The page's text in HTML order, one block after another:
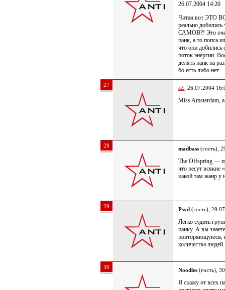
26.07.2004 14:20
Читая вот ЭТО
реально
САМОВ?! Это
панк, а то попса
что они добились
поток энергии.
делять панк на
бо есть либо нет.
27 aZ , 26.07.2004
Miss Amsterdam,
28 madbass (гость),
The Offspring —
что несут
какой там жанр у
29 Psyd (гость),
Легко судить
панку. А вы
повторяющуюся,
количества людей.
30 Noodles (гость),
Я скажу от всех